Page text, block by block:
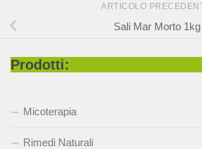
ARTICOLO
Sali Mar Morto 1kg
Prodotti:
Micoterapia
Rimedi Naturali